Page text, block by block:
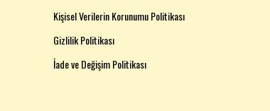
Kişisel Verilerin Korunumu Politikası
Gizlilik Politikası
İade ve Değişim Politikası